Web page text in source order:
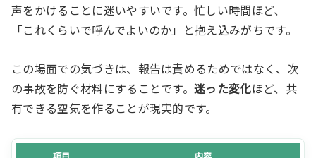
声をかけることに迷いやすいです。忙しい時間ほど、
「これくらいで呼んでよいのか」と抱え込みがちです。
この場面での気づきは、報告は責めるためではなく、次
の事故を防ぐ材料にすることです。迷った変化ほど、共
有できる空気を作ることが現実的です。
項目 内容